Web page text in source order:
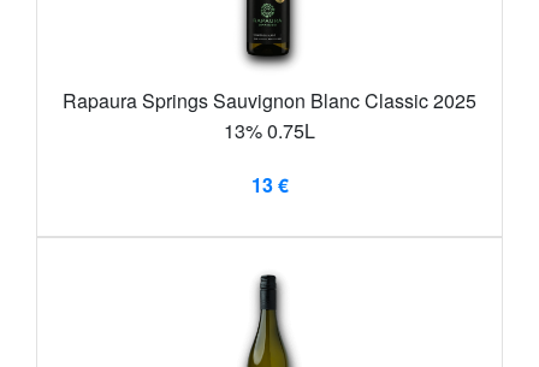
Rapaura Springs Sauvignon Blanc Classic 2025
13% 0.75L
13 €